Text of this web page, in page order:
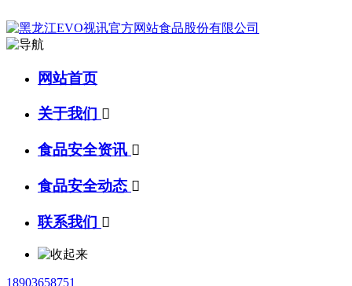
网站首页
关于我们 
食品安全资讯 
食品安全动态 
联系我们 
18903658751